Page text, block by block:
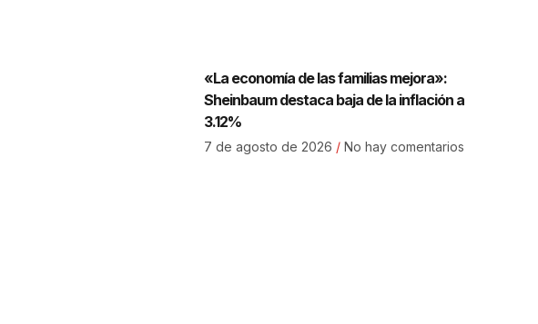
«La economía de las familias mejora»:
Sheinbaum destaca baja de la inflación a
3.12%
7 de agosto de 2026 No hay comentarios